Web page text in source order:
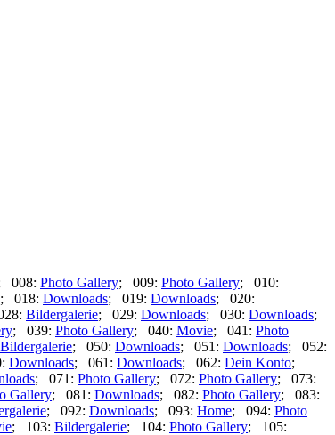
008: Photo Gallery; 009: Photo Gallery; 010:
; 018: Downloads; 019: Downloads; 020:
Bildergalerie; 029: Downloads; 030: Downloads;
; 039: Photo Gallery; 040: Movie; 041: Photo
Bildergalerie; 050: Downloads; 051: Downloads; 052:
Downloads; 061: Downloads; 062: Dein Konto;
; 071: Photo Gallery; 072: Photo Gallery; 073:
Gallery; 081: Downloads; 082: Photo Gallery; 083:
; 092: Downloads; 093: Home; 094: Photo
; 103: Bildergalerie; 104: Photo Gallery; 105: